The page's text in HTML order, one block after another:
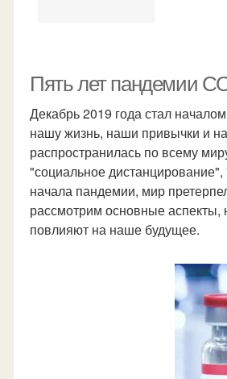
Пять лет пандемии
Декабрь 2019 года стал
нашу жизнь, наши привычки и
распространилась по всему
"социальное
начала пандемии, мир
рассмотрим основные аспекты,
повлияют на наше будущее.